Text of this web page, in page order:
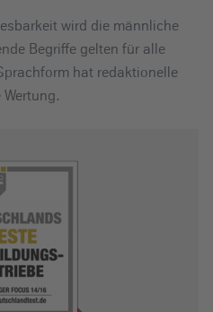
wird die männliche
Begriffe gelten für alle
hat redaktionelle